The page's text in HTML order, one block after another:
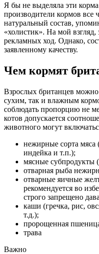
Я бы не выделяла эти
производители кормов все
натуральный состав,
«холистик». На мой взгляд,
рекламных ход. Однако,
заявленному качеству.
Чем кормят
Взрослых британцев можно
сухим, так и влажным
соблюдать пропорцию не
котов допускается
животного могут
нежирные сорта мяса
индейка и т.п.);
мясные субпродукты
отварная рыба
отварные яичные
рекомендуется во
строго запрещено
каши (гречка, рис,
т.д.);
пророщенная
трава
Важно